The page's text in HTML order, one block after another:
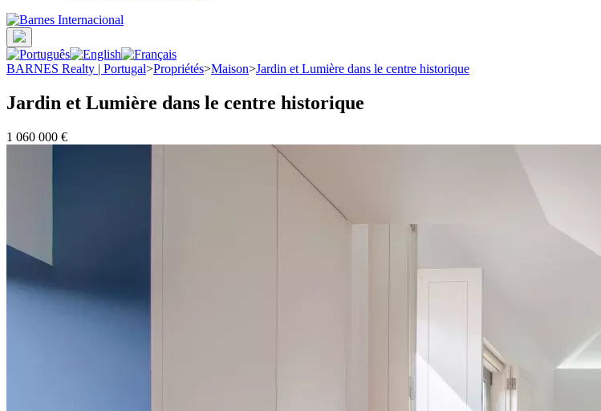
BARNES Realty | Portugal>Propriétés>Maison>Jardin et Lumière dans le centre historique
Jardin et Lumière dans le centre historique
1 060 000 €